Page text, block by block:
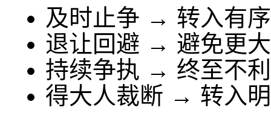
及时止争 → 转入有
退让回避 → 避免更
持续争执 → 终至不利
得大人裁断 → 转入